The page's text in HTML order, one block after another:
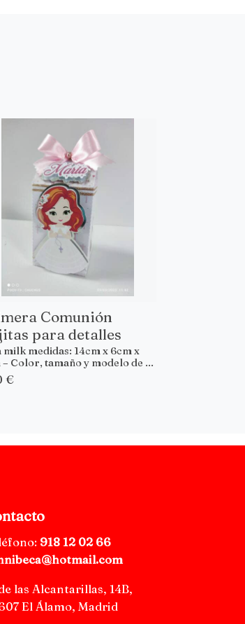
Comunión
para detalles
milk medidas: 14cm x 6cm x
– Color, tamaño y modelo de ...
€
918 12 02 66
las Alcantarillas, 14B,
El Álamo, Madrid